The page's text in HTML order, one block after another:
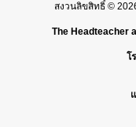
สงวนลิขสิทธิ์ ©
The Headteacher
โ